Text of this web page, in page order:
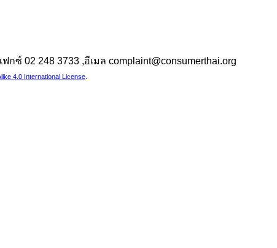
02 248 3733 ,อีเมล complaint@consumerthai.org
4.0 International License